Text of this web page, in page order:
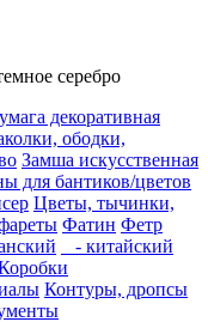
серебро
декоративная
ободки,
Замша искусственная
для бантиков/цветов
Цветы, тычинки,
Фатин Фетр
- китайский
Контуры, дропсы